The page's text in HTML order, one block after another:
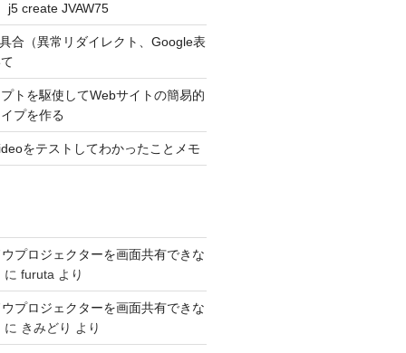
j5 create JVAW75
合（異常リダイレクト、Google表
トを駆使してWebサイトの簡易的
プを作る
をテストしてわかったことメモ
プロジェクターを画面共有できな
に furutaより
プロジェクターを画面共有できな
に きみどり より